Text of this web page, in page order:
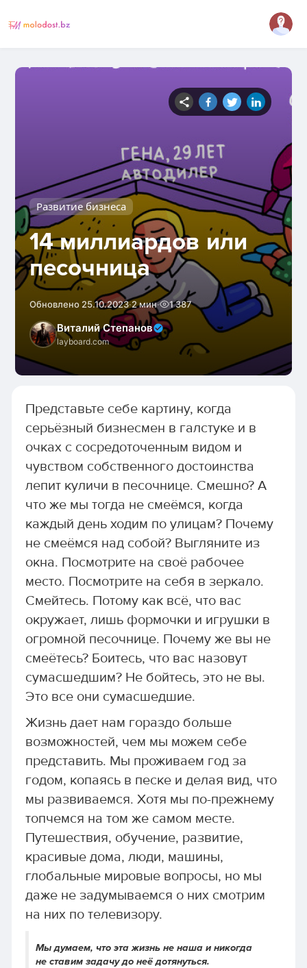
Развитие бизнеса
14 миллиардов или
песочница
Обновлено 25.10.2023·2 мин· 1 387
Виталий Степанов
layboard.com
Представьте себе картину, когда
серьёзный бизнесмен в галстуке и в
очках с сосредоточенным видом и
чувством собственного достоинства
лепит куличи в песочнице. Смешно? А
что же мы тогда не смеёмся, когда
каждый день ходим по улицам? Почему
не смеёмся над собой? Выгляните из
окна. Посмотрите на своё рабочее
место. Посмотрите на себя в зеркало.
Смейтесь. Потому как всё, что вас
окружает, лишь формочки и игрушки в
огромной песочнице. Почему же вы не
смеётесь? Боитесь, что вас назовут
сумасшедшим? Не бойтесь, это не вы.
Это все они сумасшедшие.
Жизнь дает нам гораздо больше
возможностей, чем мы можем себе
представить. Мы проживаем год за
годом, копаясь в песке и делая вид, что
мы развиваемся. Хотя мы по-прежнему
топчемся на том же самом месте.
Путешествия, обучение, развитие,
красивые дома, люди, машины,
глобальные мировые вопросы, но мы
даже не задумываемся о них смотрим
на них по телевизору.
Мы думаем, что эта жизнь не наша и никогда
не ставим задачу до неё дотянуться.